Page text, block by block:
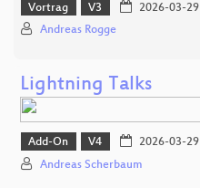
Vortrag V3 2026-03-29
Andreas Rogge
Lightning Talks
Add-On V4 2026-03-29
Andreas Scherbaum